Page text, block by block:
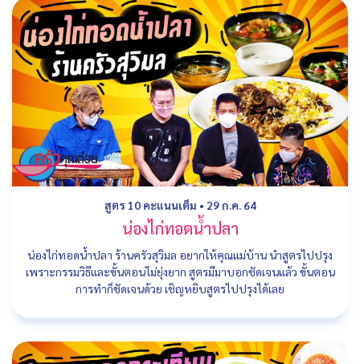
สูตร 10 คะแนนเต็ม • 29 ก.ค. 64
น่องไก่ทอดน้ำปลา
น่องไก่ทอดน้ำปลา ร้านครัวสุวิมล อยากให้คุณแม่บ้าน นำสูตรไปปรุง
เพราะกรรมวิธีและขั้นตอนไม่ยุ่งยาก สูตรมีมาบอกชัดเจนแล้ว ขั้นตอน
การทำก็ชัดเจนด้วย เชิญหยิบสูตรไปปรุงได้เลย